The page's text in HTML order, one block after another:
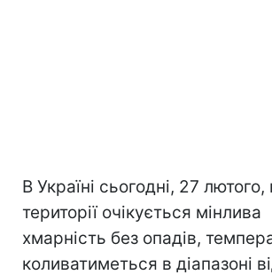
В Україні сьогодні, 27 лютого,
території очікується мінлива
хмарність без опадів,
коливатиметься в діапазоні